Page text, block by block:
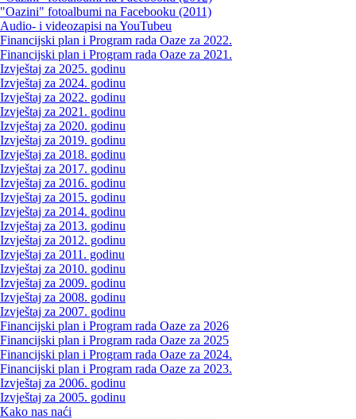
"Oazini" fotoalbumi na Facebooku (2011)
Audio- i videozapisi na YouTubeu
Financijski plan i Program rada Oaze za 2022.
Financijski plan i Program rada Oaze za 2021.
Izvještaj za 2025. godinu
Izvještaj za 2024. godinu
Izvještaj za 2022. godinu
Izvještaj za 2021. godinu
Izvještaj za 2020. godinu
Izvještaj za 2019. godinu
Izvještaj za 2018. godinu
Izvještaj za 2017. godinu
Izvještaj za 2016. godinu
Izvještaj za 2015. godinu
Izvještaj za 2014. godinu
Izvještaj za 2013. godinu
Izvještaj za 2012. godinu
Izvještaj za 2011. godinu
Izvještaj za 2010. godinu
Izvještaj za 2009. godinu
Izvještaj za 2008. godinu
Izvještaj za 2007. godinu
Financijski plan i Program rada Oaze za 2026
Financijski plan i Program rada Oaze za 2025
Financijski plan i Program rada Oaze za 2024.
Financijski plan i Program rada Oaze za 2023.
Izvještaj za 2006. godinu
Izvještaj za 2005. godinu
Kako nas naći